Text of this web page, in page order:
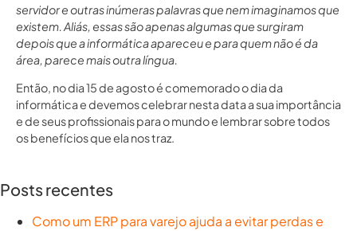
servidor e outras inúmeras palavras que nem imaginamos que
existem. Aliás, essas são apenas algumas que surgiram
depois que a informática apareceu e para quem não é da
área, parece mais outra língua.
Então, no dia 15 de agosto é comemorado o dia da
informática e devemos celebrar nesta data a sua importância
e de seus profissionais para o mundo e lembrar sobre todos
os benefícios que ela nos traz.
Posts recentes
Como um ERP para varejo ajuda a evitar perdas e